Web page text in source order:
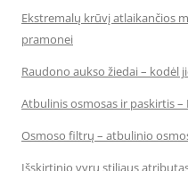
Ekstremalų krūvį atlaikančios
pramonei
Raudono aukso žiedai – kodėl
Atbulinis osmosas ir paskirtis –
Osmoso filtrų – atbulinio
Išskirtinio vyrų stiliaus